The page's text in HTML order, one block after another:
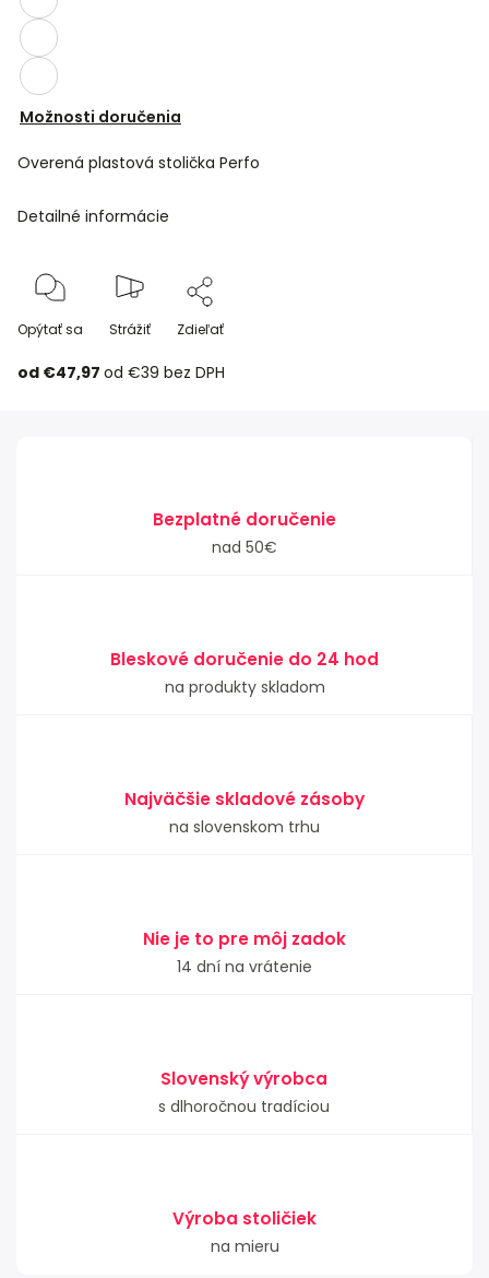
od €47,97 od €39 bez DPH
Možnosti doručenia
Overená plastová stolička Perfo
Detailné informácie
Opýtať sa Strážiť Zdieľať
Bezplatné doručenie
nad 50€
Bleskové doručenie do 24 hod
na produkty skladom
Najväčšie skladové zásoby
na slovenskom trhu
Nie je to pre môj zadok
14 dní na vrátenie
Slovenský výrobca
s dlhoročnou tradíciou
Výroba stoličiek
na mieru